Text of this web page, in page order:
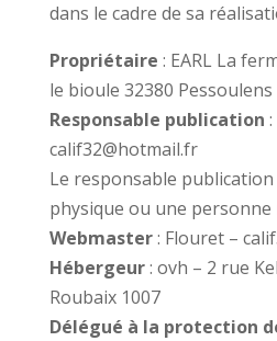
dans le cadre de sa
Propriétaire : EARL La
le bioule 32380 Pessoulens
Responsable publication
calif32@hotmail.fr
Le responsable
physique ou une personne
Webmaster: Flouret –
Hébergeur: ovh – 2 rue
Roubaix 1007
Délégué à la protection